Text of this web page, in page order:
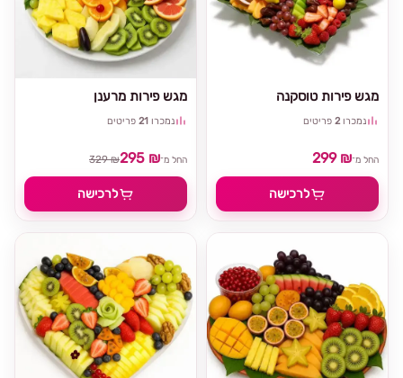
מגש פירות מרענן
נמכרו 21 פריטים
החל מ־295 ₪
329 ₪
לרכישה
מגש פירות טוסקנה
נמכרו 2 פריטים
החל מ־299 ₪
לרכישה